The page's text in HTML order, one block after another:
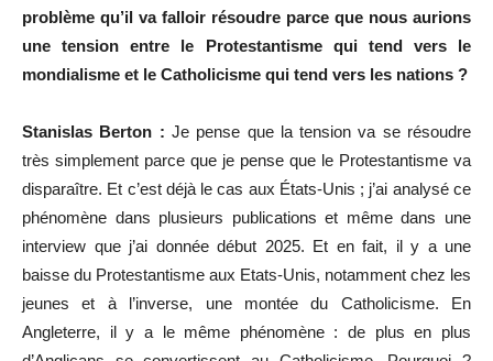
problème qu’il va falloir résoudre parce que nous aurions
une tension entre le Protestantisme qui tend vers le
mondialisme et le Catholicisme qui tend vers les nations ?
Stanislas Berton : Je pense que la tension va se résoudre
très simplement parce que je pense que le Protestantisme va
disparaître. Et c’est déjà le cas aux États-Unis ; j’ai analysé ce
phénomène dans plusieurs publications et même dans une
interview que j’ai donnée début 2025. Et en fait, il y a une
baisse du Protestantisme aux Etats-Unis, notamment chez les
jeunes et à l’inverse, une montée du Catholicisme. En
Angleterre, il y a le même phénomène : de plus en plus